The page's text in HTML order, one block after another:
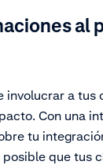
al
involucrar a tus
Con una
tu
que tus